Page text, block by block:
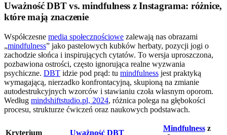
Uważność DBT vs. mindfulness z Instagrama: różnice,
które mają znaczenie
Współczesne media społecznościowe zalewają nas obrazami
„mindfulness” jako pastelowych kubków herbaty, pozycji jogi o
zachodzie słońca i inspirujących cytatów. To wersja uproszczona,
pozbawiona ostrości, często ignorująca realne wyzwania
psychiczne. DBT idzie pod prąd: tu mindfulness jest praktyką
wymagającą, nierzadko konfrontacyjną, skupioną na zmianie
autodestrukcyjnych wzorców i stawianiu czoła własnym oporom.
Według mindshiftstudio.pl, 2024, różnica polega na głębokości
procesu, strukturze ćwiczeń oraz naukowych podstawach.
Kryterium Uważność DBT
Mindfulnessz